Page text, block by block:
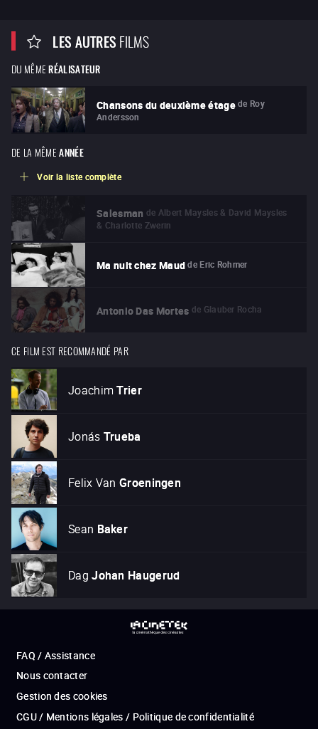
LES AUTRESFILMS
DU MÊME RÉALISATEUR
Chansons du deuxième étage de Roy
Andersson
DE LA MÊME ANNÉE
Voir la liste complète
Salesman de Albert Maysles & David Maysles
& Charlotte Zwerin
Ma nuit chez Maud de Eric Rohmer
Antonio Das Mortes de Glauber Rocha
CE FILM EST RECOMMANDÉ PAR
Joachim Trier
Jonás Trueba
Felix Van Groeningen
Sean Baker
Dag Johan Haugerud
FAQ / Assistance
Nous contacter
Gestion des cookies
CGU / Mentions légales / Politique de confidentialité